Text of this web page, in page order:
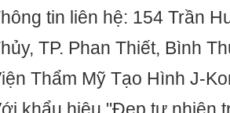
tin liên hệ: 154 Trần
TP. Phan Thiết, Bình
Thẩm Mỹ Tạo Hình J-